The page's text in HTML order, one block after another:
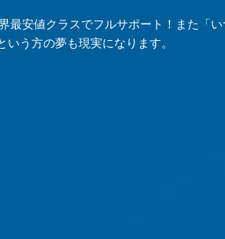
最安値クラスでフルサポート！また「
いう方の夢も現実になります。